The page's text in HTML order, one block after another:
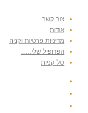
צור קשר
אודות
מדיניות פרטיות וקניה
הפרופיל שלי…..
סל קניות